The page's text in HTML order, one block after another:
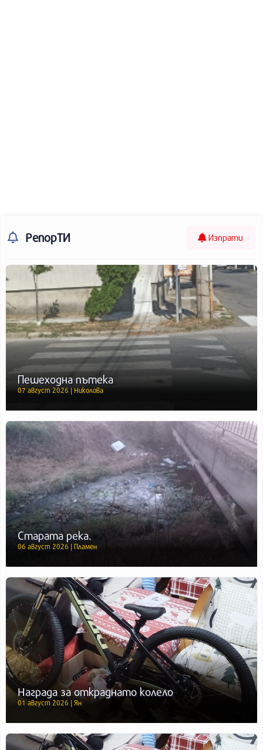
РепорТИ Изпрати
Пешеходна пътека
07 август 2026 | Николова
Старата река.
06 август 2026 | Пламен
Награда за откраднато колело
01 август 2026 | Ян